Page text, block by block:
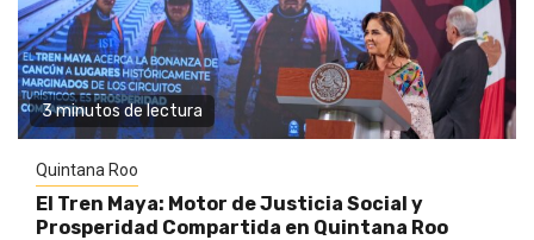
3 minutos de lectura
Quintana Roo
El Tren Maya: Motor de Justicia Social y
Prosperidad Compartida en Quintana Roo